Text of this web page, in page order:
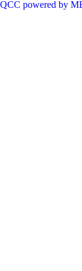
QCC powered by